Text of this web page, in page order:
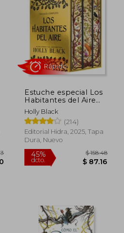
Estuche especial Los
Habitantes del Aire
(Edición especial
limitada)
Holly Black
(214)
Editorial Hidra, 2025, Tapa
Dura, Nuevo
45%
dcto.
Rápido